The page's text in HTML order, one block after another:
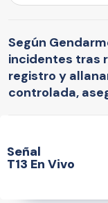
Según
incidentes tras
registro y
controlada,
Señal
T13 En Vivo